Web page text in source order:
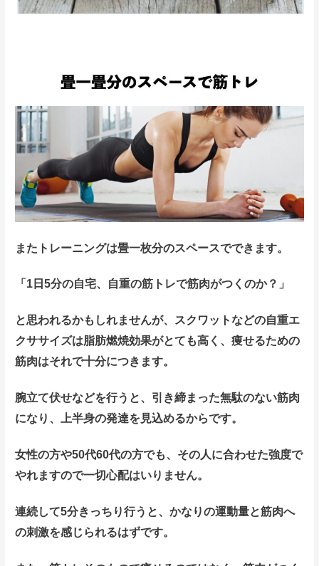
またトレーニングは畳一枚分のスペースでできます。
「1日5分の自宅、自重の筋トレで筋肉がつくのか？」
と思われるかもしれませんが、スクワットなどの自重エ
クササイズは脂肪燃焼効果がとても高く、痩せるための
筋肉はそれで十分につきます。
腕立て伏せなどを行うと、引き締まった無駄のない筋肉
になり、上半身の発達を見込めるからです。
女性の方や50代60代の方でも、その人に合わせた強度で
やれますので一切心配はいりません。
連続して5分きっちり行うと、かなりの運動量と筋肉へ
の刺激を感じられるはずです。